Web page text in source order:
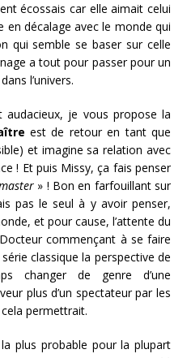
écossais car elle aimait celui
décalage avec le monde qui
qui semble se baser sur celle
a tout pour passer pour un
l’univers.
je vous propose la
est de retour en tant que
et imagine sa relation avec
! Et puis Missy, ça fais penser
» ! Bon en farfouillant sur
pas le seul à y avoir penser,
et pour cause, l’attente du
commençant à se faire
classique la perspective de
changer de genre d’une
plus d’un spectateur par les
permettrait.
plus probable pour la plupart